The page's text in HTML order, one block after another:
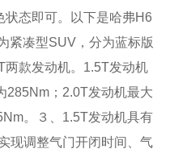
态即可。以下是哈弗H6
紧凑型SUV，分为蓝标版
两款发动机。1.5T发动机
285Nm；2.0T发动机最大
。３、1.5T发动机具有
现调整气门开闭时间、气